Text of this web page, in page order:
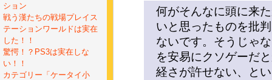
ション
戦う漢たちの戦場プレイス
テーションワールドは実在
した！！
驚愕！？PS3は実在しな
い！！
カテゴリー「ケータイ小
何がそんなに頭に来
いと思ったものを批
ないです。そうじゃ
を安易にクソゲーだ
経さが許せない、と